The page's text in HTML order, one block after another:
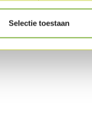
Selectie toestaan